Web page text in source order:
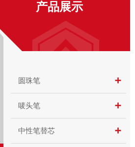
产品展示
圆珠笔
唛头笔
中性笔替芯